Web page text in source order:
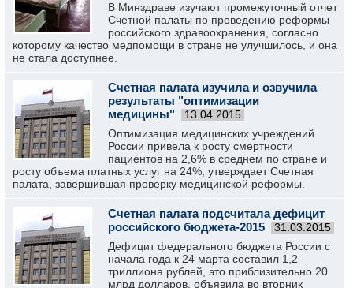
В Минздраве изучают промежуточный отчет
Счетной палаты по проведению реформы
российского здравоохранения, согласно
которому качество медпомощи в стране не улучшилось, и она
не стала доступнее.
Счетная палата изучила и озвучила
результаты "оптимизации
медицины"
13.04.2015
Оптимизация медицинских учреждений
России привела к росту смертности
пациентов на 2,6% в среднем по стране и
росту объема платных услуг на 24%, утверждает Счетная
палата, завершившая проверку медицинской реформы.
Счетная палата подсчитала дефицит
российского бюджета-2015
31.03.2015
Дефицит федерального бюджета России с
начала года к 24 марта составил 1,2
триллиона рублей, это приблизительно 20
млрд долларов, объявила во вторник